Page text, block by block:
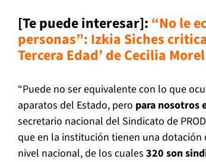
[Te puede interesar]: “No le
personas”: Izkia Siches
Tercera Edad’ de Cecilia Morel
“Puede no ser equivalente con lo que
aparatos del Estado, pero para nosotros
secretario nacional del Sindicato de
que en la institución tienen una dotación
nivel nacional, de los cuales 320 son